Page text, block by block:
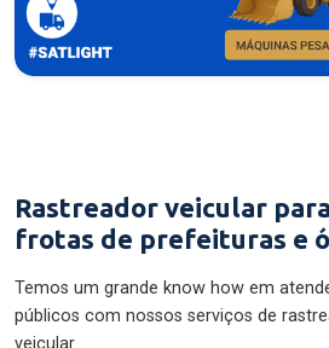
Rastreador veicular
frotas de prefeituras e
Temos um grande know how em
públicos com nossos serviços de
veicular.